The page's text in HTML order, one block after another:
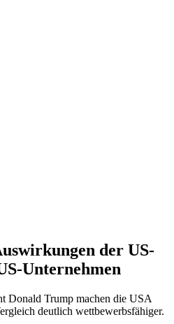
der US-
Unternehmen
Donald Trump machen die USA
deutlich wettbewerbsfähiger.